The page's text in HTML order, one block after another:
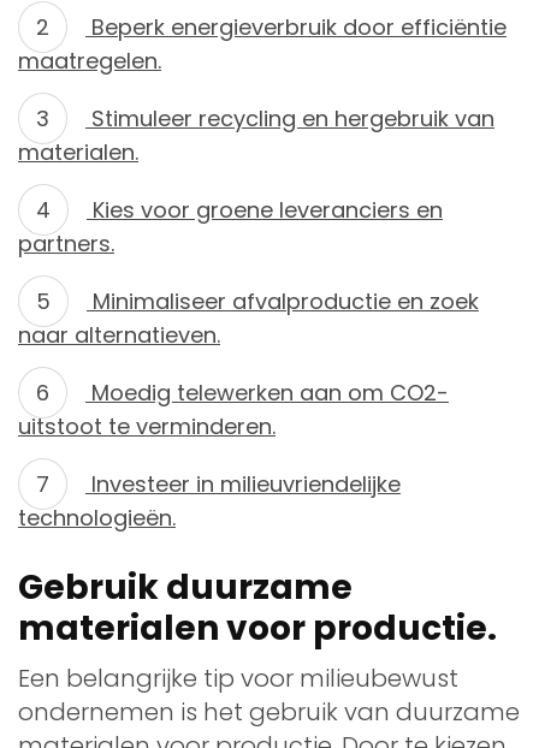
Beperk energieverbruik door efficiëntie
maatregelen.
Stimuleer recycling en hergebruik van
materialen.
Kies voor groene leveranciers en
partners.
Minimaliseer afvalproductie en zoek
naar alternatieven.
Moedig telewerken aan om CO2-
uitstoot te verminderen.
Investeer in milieuvriendelijke
technologieën.
Gebruik duurzame
materialen voor productie.
Een belangrijke tip voor milieubewust
ondernemen is het gebruik van duurzame